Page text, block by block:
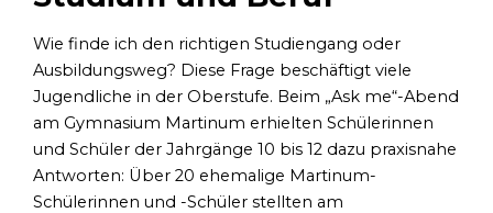
Wie finde ich den richtigen Studiengang oder
Ausbildungsweg? Diese Frage beschäftigt viele
Jugendliche in der Oberstufe. Beim „Ask me“-Abend
am Gymnasium Martinum erhielten Schülerinnen
und Schüler der Jahrgänge 10 bis 12 dazu praxisnahe
Antworten: Über 20 ehemalige Martinum-
Schülerinnen und -Schüler stellten am